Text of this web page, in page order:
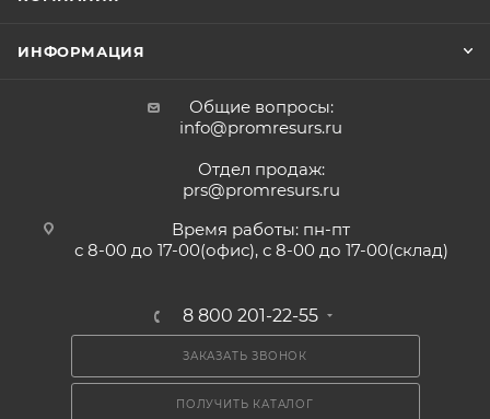
ИНФОРМАЦИЯ
Общие вопросы:
info@promresurs.ru
Отдел продаж:
prs@promresurs.ru
Время работы: пн-пт
с 8-00 до 17-00(офис), с 8-00 до 17-00(склад)
8 800 201-22-55
ЗАКАЗАТЬ ЗВОНОК
ПОЛУЧИТЬ КАТАЛОГ